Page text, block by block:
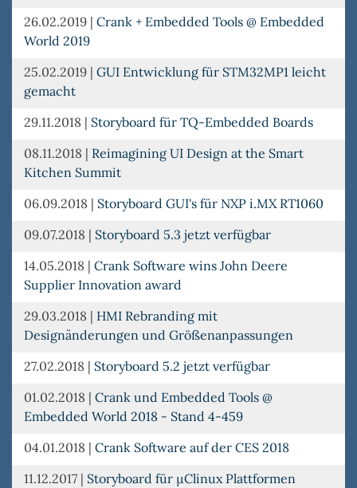
26.02.2019 | Crank + Embedded Tools @ Embedded
World 2019
25.02.2019 | GUI Entwicklung für STM32MP1 leicht
gemacht
29.11.2018 | Storyboard für TQ-Embedded Boards
08.11.2018 | Reimagining UI Design at the Smart
Kitchen Summit
06.09.2018 | Storyboard GUI's für NXP i.MX RT1060
09.07.2018 | Storyboard 5.3 jetzt verfügbar
14.05.2018 | Crank Software wins John Deere
Supplier Innovation award
29.03.2018 | HMI Rebranding mit
Designänderungen und Größenanpassungen
27.02.2018 | Storyboard 5.2 jetzt verfügbar
01.02.2018 | Crank und Embedded Tools @
Embedded World 2018 - Stand 4-459
04.01.2018 | Crank Software auf der CES 2018
11.12.2017 | Storyboard für µClinux Plattformen